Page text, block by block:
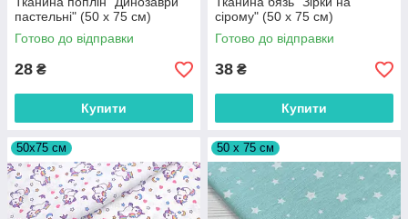
пастельні" (50 х 75 см)
Готово до відправки
28 ₴
Купити
сірому" (50 х 75 см)
Готово до відправки
38 ₴
Купити
50х75 см 50 х 75 см